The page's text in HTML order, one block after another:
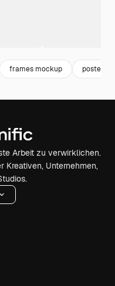
frames mockup poster
Arbeit zu verwirklichen.
Kreativen, Unternehmen,